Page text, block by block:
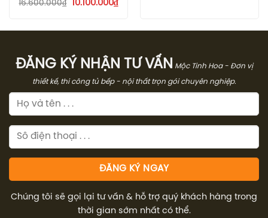
16.600.000₫ 10.100.000₫
hiện
10.100.000₫.
ĐĂNG KÝ NHẬN TƯ VẤN Mộc Tinh Hoa - Đơn vị
thiết kế, thi công tủ bếp - nội thất trọn gói chuyên nghiệp.
Chúng tôi sẽ gọi lại tư vấn & hỗ trợ quý khách hàng trong
thời gian sớm nhất có thể.